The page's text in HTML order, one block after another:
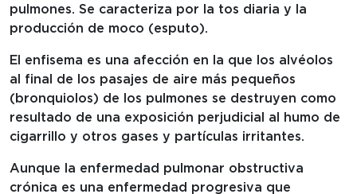
pulmones. Se caracteriza por la tos diaria y la
producción de moco (esputo).
El enfisema es una afección en la que los alvéolos
al final de los pasajes de aire más pequeños
(bronquiolos) de los pulmones se destruyen como
resultado de una exposición perjudicial al humo de
cigarrillo y otros gases y partículas irritantes.
Aunque la enfermedad pulmonar obstructiva
crónica es una enfermedad progresiva que